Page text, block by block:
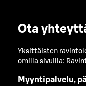
Ota
Yksittäisten
omilla sivuilla:
Myyntipalvelu,